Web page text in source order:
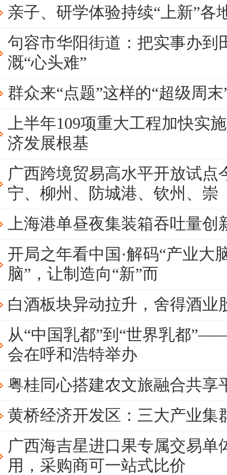
亲子、研学体验持续“上新”各
句容市华阳街道：把实事办到
溉“心头难”
群众来“点题”这样的“超级周
上半年109项重大工程加快实
济发展根基
广西跨境贸易高水平开放试点
宁、柳州、防城港、钦州、崇
上海港单昼夜集装箱吞吐量创
开局之年看中国·解码“产业大
脑”，让制造向“新”而
白酒板块异动拉升，舍得酒业
从“中国乳都”到“世界乳都
会在呼和浩特举办
粤桂同心搭建农文旅融合共享
黄桥经济开发区：三大产业集
广西海吉星进口果专属交易单
用，采购商可一站式比价